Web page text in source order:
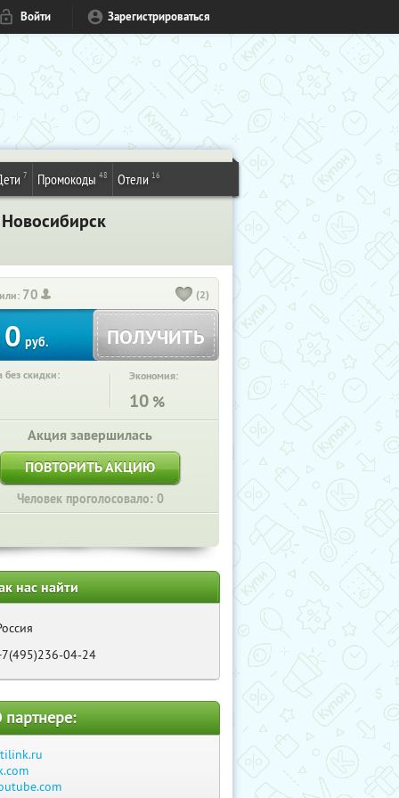
Войти Зарегистрироваться
7 Промокоды 48 Отели 16
Новосибирск
70 (2)
0 руб. ПОЛУЧИТЬ
без скидки: Экономия:
10 %
Акция завершилась
ПОВТОРИТЬ АКЦИЮ
Человек проголосовало: 0
нас найти
04-24
партнере: